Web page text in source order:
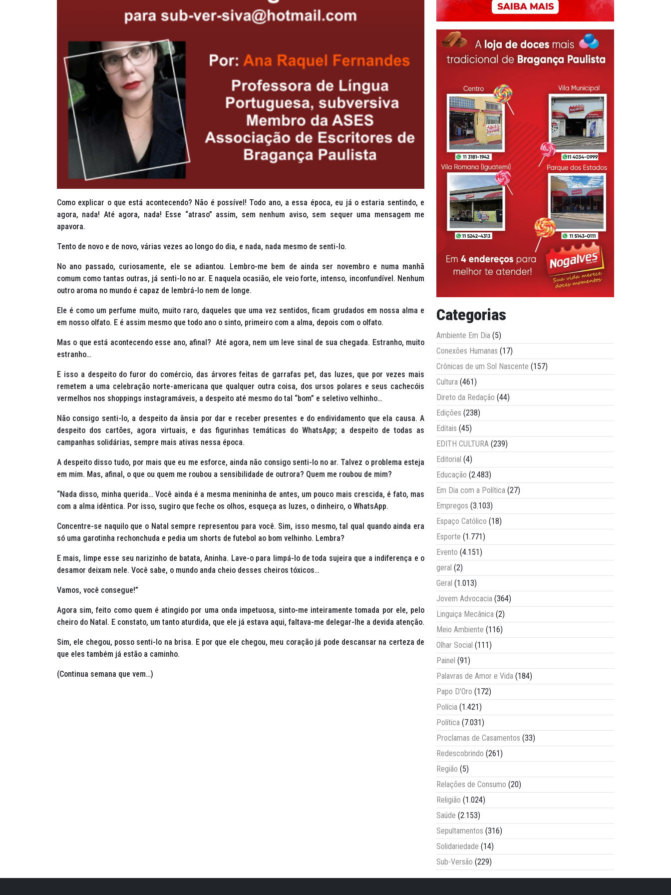
Como explicar o que está acontecendo? Não é possível! Todo ano, a essa época, eu já o estaria sentindo, e
agora, nada! Até agora, nada! Esse “atraso” assim, sem nenhum aviso, sem sequer uma mensagem me
apavora.
Tento de novo e de novo, várias vezes ao longo do dia, e nada, nada mesmo de senti-lo.
No ano passado, curiosamente, ele se adiantou. Lembro-me bem de ainda ser novembro e numa manhã
comum como tantas outras, já senti-lo no ar. E naquela ocasião, ele veio forte, intenso, inconfundível. Nenhum
outro aroma no mundo é capaz de lembrá-lo nem de longe.
Ele é como um perfume muito, muito raro, daqueles que uma vez sentidos, ficam grudados em nossa alma e
em nosso olfato. E é assim mesmo que todo ano o sinto, primeiro com a alma, depois com o olfato.
Mas o que está acontecendo esse ano, afinal? Até agora, nem um leve sinal de sua chegada. Estranho, muito
estranho…
E isso a despeito do furor do comércio, das árvores feitas de garrafas pet, das luzes, que por vezes mais
remetem a uma celebração norte-americana que qualquer outra coisa, dos ursos polares e seus cachecóis
vermelhos nos shoppings instagramáveis, a despeito até mesmo do tal “bom” e seletivo velhinho…
Não consigo senti-lo, a despeito da ânsia por dar e receber presentes e do endividamento que ela causa. A
despeito dos cartões, agora virtuais, e das figurinhas temáticas do WhatsApp; a despeito de todas as
campanhas solidárias, sempre mais ativas nessa época.
A despeito disso tudo, por mais que eu me esforce, ainda não consigo senti-lo no ar. Talvez o problema esteja
em mim. Mas, afinal, o que ou quem me roubou a sensibilidade de outrora? Quem me roubou de mim?
“Nada disso, minha querida… Você ainda é a mesma menininha de antes, um pouco mais crescida, é fato, mas
com a alma idêntica. Por isso, sugiro que feche os olhos, esqueça as luzes, o dinheiro, o WhatsApp.
Concentre-se naquilo que o Natal sempre representou para você. Sim, isso mesmo, tal qual quando ainda era
só uma garotinha rechonchuda e pedia um shorts de futebol ao bom velhinho. Lembra?
E mais, limpe esse seu narizinho de batata, Aninha. Lave-o para limpá-lo de toda sujeira que a indiferença e o
desamor deixam nele. Você sabe, o mundo anda cheio desses cheiros tóxicos…
Vamos, você consegue!”
Agora sim, feito como quem é atingido por uma onda impetuosa, sinto-me inteiramente tomada por ele, pelo
cheiro do Natal. E constato, um tanto aturdida, que ele já estava aqui, faltava-me delegar-lhe a devida atenção.
Sim, ele chegou, posso senti-lo na brisa. E por que ele chegou, meu coração já pode descansar na certeza de
que eles também já estão a caminho.
(Continua semana que vem…)
Categorias
Ambiente Em Dia (5)
Conexões Humanas (17)
Crônicas de um Sol Nascente (157)
Cultura (461)
Direto da Redação (44)
Edições (238)
Editais (45)
EDITH CULTURA (239)
Editorial (4)
Educação (2.483)
Em Dia com a Política (27)
Empregos (3.103)
Espaço Católico (18)
Esporte (1.771)
Evento (4.151)
geral (2)
Geral (1.013)
Jovem Advocacia (364)
Linguiça Mecânica (2)
Meio Ambiente (116)
Olhar Social (111)
Painel (91)
Palavras de Amor e Vida (184)
Papo D'Oro (172)
Polícia (1.421)
Política (7.031)
Proclamas de Casamentos (33)
Redescobrindo (261)
Região (5)
Relações de Consumo (20)
Religião (1.024)
Saúde (2.153)
Sepultamentos (316)
Solidariedade (14)
Sub-Versão (229)